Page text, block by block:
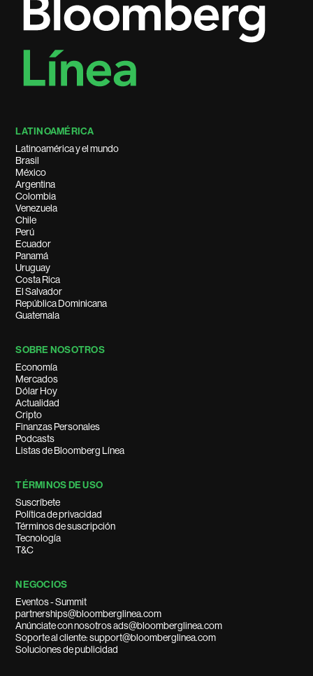
LATINOAMÉRICA
Latinoamérica y el mundo
Brasil
México
Argentina
Colombia
Venezuela
Chile
Perú
Ecuador
Panamá
Uruguay
Costa Rica
El Salvador
República Dominicana
Guatemala
SOBRE NOSOTROS
Economía
Mercados
Dólar Hoy
Actualidad
Cripto
Finanzas Personales
Podcasts
Listas de Bloomberg Línea
TÉRMINOS DE USO
Suscríbete
Política de privacidad
Términos de suscripción
Tecnología
T&C
NEGOCIOS
Eventos - Summit
partnerships@bloomberglinea.com
Anúnciate con nosotros ads@bloomberglinea.com
Soporte al cliente: support@bloomberglinea.com
Soluciones de publicidad